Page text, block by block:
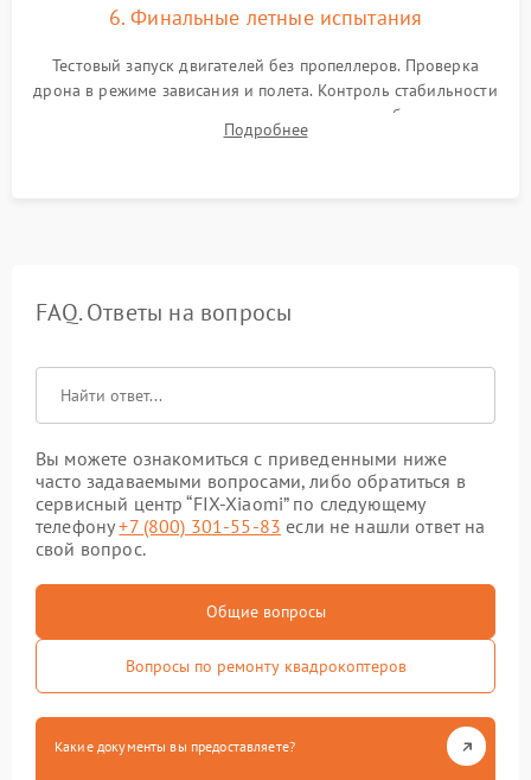
6. Финальные летные испытания
Тестовый запуск двигателей без пропеллеров. Проверка
дрона в режиме зависания и полета. Контроль стабильности
удержания точки, качества передачи видео, работы системы
возврата домой (RTH) и дальности радиосвязи.
Подробнее
FAQ. Ответы на вопросы
Вы можете ознакомиться с приведенными ниже
часто задаваемыми вопросами, либо обратиться в
сервисный центр “FIX-Xiaomi” по следующему
телефону+7 (800) 301-55-83 если не нашли ответ на
свой вопрос.
Общие вопросы
Вопросы по ремонту квадрокоптеров
Какие документы вы предоставляете?